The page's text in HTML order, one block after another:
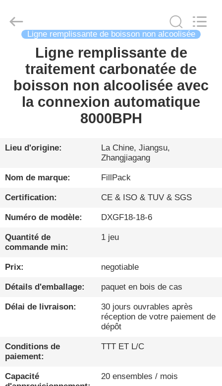
MAISON
PRODUITS
DE
VISITE
D'USINE
CONTRÔLE
CONTACTEZ-
NOUVELLES
PACK
Machinery
Ligne remplissante de boisson non alcoolisée
Ligne remplissante de
traitement carbonatée de
boisson non alcoolisée avec
la connexion automatique
8000BPH
Lieu d'origine:
La Chine, Jiangsu,
Zhangjiagang
Nom de marque: FillPack
Certification: CE & ISO & TUV & SGS
Numéro de modèle: DXGF18-18-6
Quantité de
commande min:
1 jeu
Prix: negotiable
Détails d'emballage: paquet en bois de cas
Délai de livraison:
30 jours ouvrables après
réception de votre paiement de
dépôt
Conditions de
paiement:
TTT ET L/C
Capacité
20 ensembles / mois